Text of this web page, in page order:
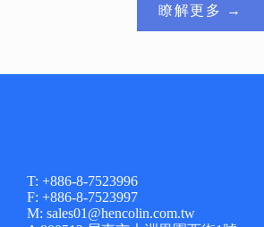
瞭解更多 →
T: +886-8-7523996
F: +886-8-7523997
M: sales01@hencolin.com.tw